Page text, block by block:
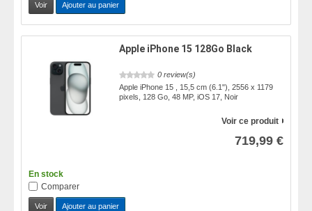
Voir Ajouter au panier
Apple iPhone 15 128Go Black
0 review(s)
Apple iPhone 15 , 15,5 cm (6.1"), 2556 x 1179
pixels, 128 Go, 48 MP, iOS 17, Noir
Voir ce produit
719,99 €
En stock
Comparer
Voir Ajouter au panier